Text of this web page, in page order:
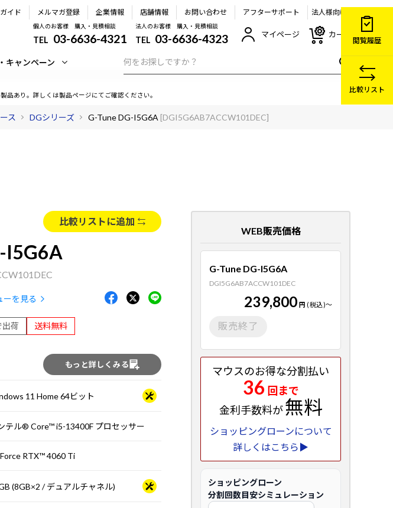
イド メルマガ登録 企業情報 店舗情報 お問い合わせ アフターサポート 法人様向け
個人のお客様 購入・見積相談
TEL 03-6636-4321
法人のお客様 購入・見積相談
TEL 03-6636-4323 マイページ カート
キャンペーン
品あり。詳しくは製品ページにてご確認ください。
ス DGシリーズ G-Tune DG-I5G6A [DGI5G6AB7ACCW101DEC]
比較リストに追加
I5G6A
ーを見る
出荷 送料無料
もっと詳しくみる
11 Home 64ビット
テル® Core™ i5-13400F プロセッサー
RTX™ 4060 Ti
(8GB×2 / デュアルチャネル)
WEB販売価格
G-Tune DG-I5G6A
DGI5G6AB7ACCW101DEC
239,800 円 (税込)～
販売終了
マウスのお得な分割払い
36 回まで
金利手数料が無料
ショッピングローンについて
詳しくはこちら▶
ショッピングローン
分割回数目安シミュレーション
閲覧履歴
比較リスト